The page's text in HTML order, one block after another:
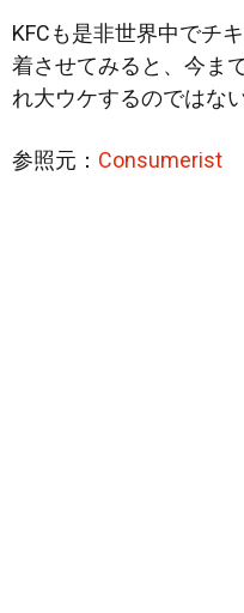
KFCも是非世界中でチ
着させてみると、今ま
れ大ウケするのではな
参照元： Consumerist